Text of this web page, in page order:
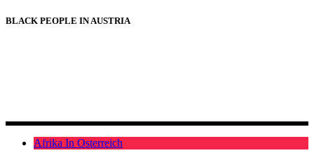
BLACK PEOPLE IN AUSTRIA
Afrika In Osterreich